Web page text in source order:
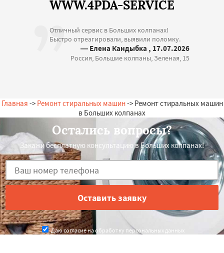
WWW.4PDA-SERVICE
Отличный сервис в Больших колпанах!
Быстро отреагировали, выявили поломку.
— Елена Кандыбка , 17.07.2026
Россия, Большие колпаны, Зеленая, 15
Главная -> Ремонт стиральных машин-> Ремонт стиральных машин
в Больших колпанах
Остались вопросы?
Закажи бесплатную консультацию в Больших колпанах!
Даю согласие на обработку персональных данных